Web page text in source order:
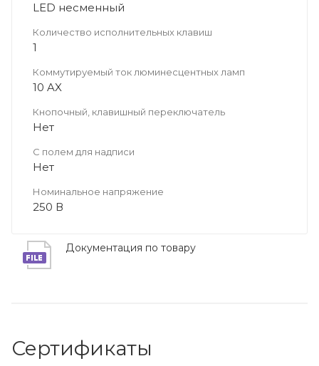
LED несменный
Количество исполнительных клавиш
1
Коммутируемый ток люминесцентных ламп
10 AX
Кнопочный, клавишный переключатель
Нет
С полем для надписи
Нет
Номинальное напряжение
250 В
Документация по товару
Сертификаты